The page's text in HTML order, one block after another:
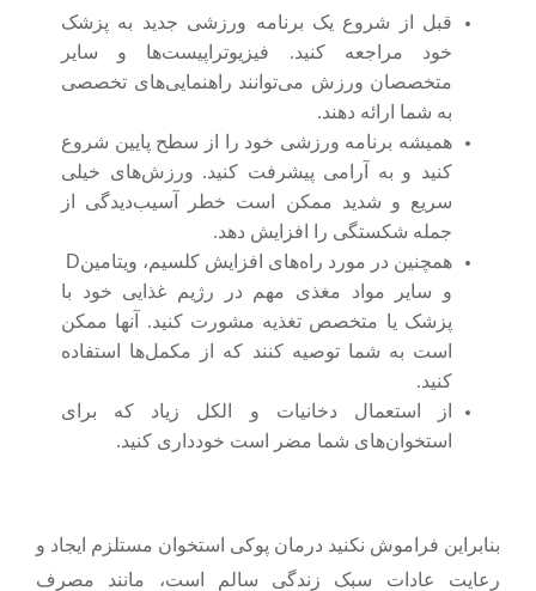
قبل از شروع یک برنامه ورزشی جدید به پزشک
خود مراجعه کنید. فیزیوتراپیست‌ها و سایر
متخصصان ورزش می‌توانند راهنمایی‌های تخصصی
به شما ارائه دهند.
همیشه برنامه ورزشی خود را از سطح پایین شروع
کنید و به آرامی پیشرفت کنید. ورزش‌های خیلی
سریع و شدید ممکن است خطر آسیب‌دیدگی از
جمله شکستگی را افزایش دهد.
همچنین در مورد راه‌های افزایش کلسیم، ویتامینD
و سایر مواد مغذی مهم در رژیم غذایی خود با
پزشک یا متخصص تغذیه مشورت کنید. آنها ممکن
است به شما توصیه کنند که از مکمل‌ها استفاده
کنید.
از استعمال دخانیات و الکل زیاد که برای
استخوان‌های شما مضر است خودداری کنید.
بنابراین فراموش نکنید درمان پوکی استخوان مستلزم ایجاد و
رعایت عادات سبک زندگی سالم است، مانند مصرف